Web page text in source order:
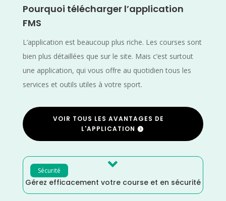
Pourquoi télécharger l’application
FMS
L’application est beaucoup plus riche. Les courses sont
bien plus détaillées que sur le site. Mais c’est surtout
une application, qui vous offre au quotidien tous les
services et outils utiles à votre sport.
VOIR TOUS LES AVANTAGES DE
L'APPLICATION
Sécurité 
Gérez efficacement votre course et en sécurité